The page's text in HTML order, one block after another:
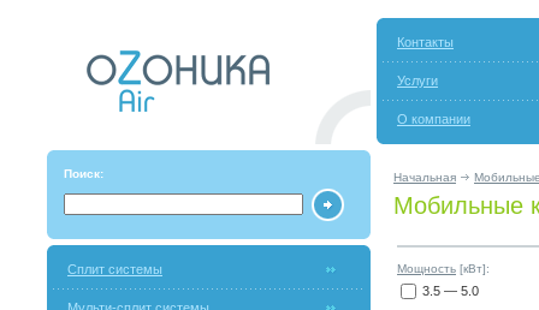
Контакты
Услуги
О компании
Поиск: Начальная
Мобильные
Сплит системы Мощность [кВт]:
3.5 — 5.0